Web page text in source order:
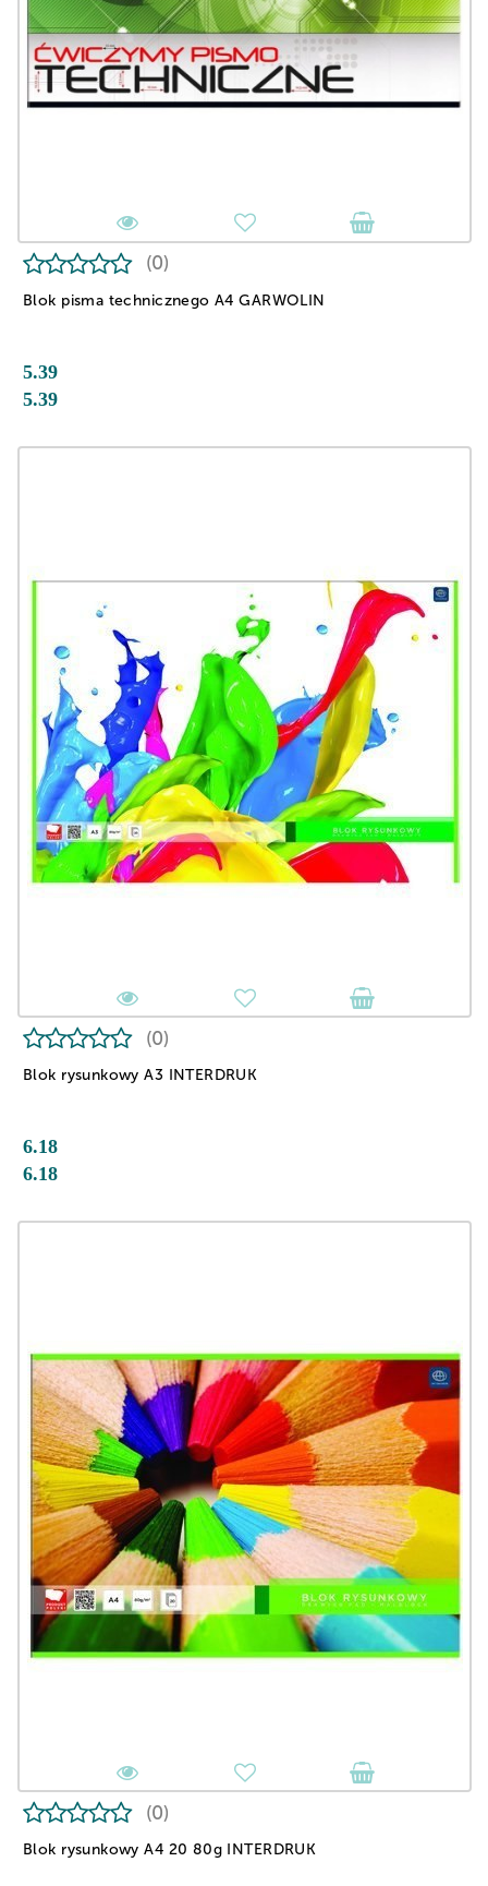
Blok pisma technicznego A4 GARWOLIN
(0)
5.39
5.39
Blok rysunkowy A3 INTERDRUK
(0)
6.18
6.18
Blok rysunkowy A4 20 80g INTERDRUK
(0)